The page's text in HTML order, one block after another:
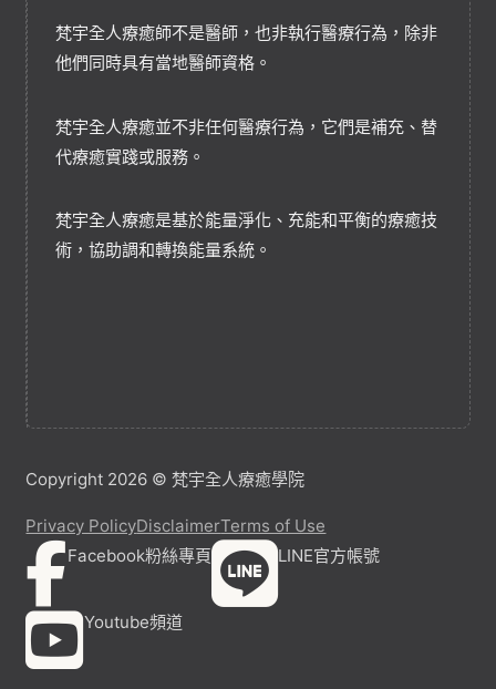
梵宇全人療癒師不是醫師，也非執行醫療行為，除非
他們同時具有當地醫師資格。
梵宇全人療癒並不非任何醫療行為，它們是補充、替
代療癒實踐或服務。
梵宇全人療癒是基於能量淨化、充能和平衡的療癒技
術，協助調和轉換能量系統。
Copyright 2026 © 梵宇全人療癒學院
Privacy PolicyDisclaimerTerms of Use
Facebook粉絲專頁
LINE官方帳號
Youtube頻道